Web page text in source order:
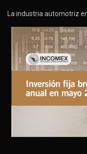
La industria automotriz